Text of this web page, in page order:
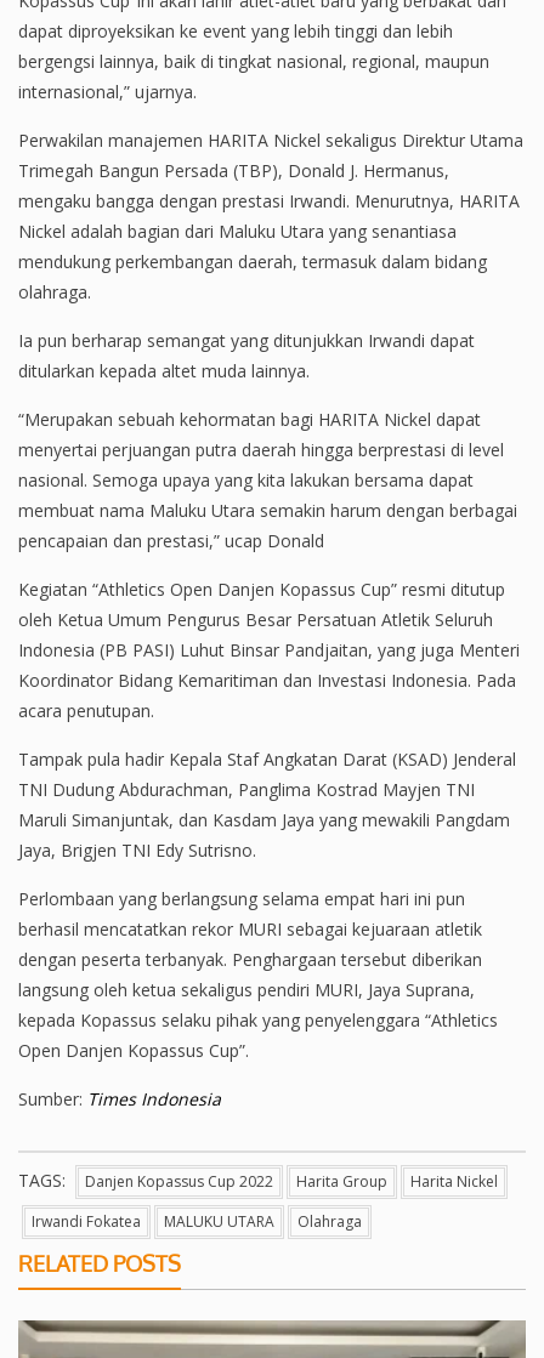
dapat diproyeksikan ke event yang lebih tinggi dan lebih
bergengsi lainnya, baik di tingkat nasional, regional, maupun
internasional,” ujarnya.
Perwakilan manajemen HARITA Nickel sekaligus Direktur Utama
Trimegah Bangun Persada (TBP), Donald J. Hermanus,
mengaku bangga dengan prestasi Irwandi. Menurutnya, HARITA
Nickel adalah bagian dari Maluku Utara yang senantiasa
mendukung perkembangan daerah, termasuk dalam bidang
olahraga.
Ia pun berharap semangat yang ditunjukkan Irwandi dapat
ditularkan kepada altet muda lainnya.
“Merupakan sebuah kehormatan bagi HARITA Nickel dapat
menyertai perjuangan putra daerah hingga berprestasi di level
nasional. Semoga upaya yang kita lakukan bersama dapat
membuat nama Maluku Utara semakin harum dengan berbagai
pencapaian dan prestasi,” ucap Donald
Kegiatan “Athletics Open Danjen Kopassus Cup” resmi ditutup
oleh Ketua Umum Pengurus Besar Persatuan Atletik Seluruh
Indonesia (PB PASI) Luhut Binsar Pandjaitan, yang juga Menteri
Koordinator Bidang Kemaritiman dan Investasi Indonesia. Pada
acara penutupan.
Tampak pula hadir Kepala Staf Angkatan Darat (KSAD) Jenderal
TNI Dudung Abdurachman, Panglima Kostrad Mayjen TNI
Maruli Simanjuntak, dan Kasdam Jaya yang mewakili Pangdam
Jaya, Brigjen TNI Edy Sutrisno.
Perlombaan yang berlangsung selama empat hari ini pun
berhasil mencatatkan rekor MURI sebagai kejuaraan atletik
dengan peserta terbanyak. Penghargaan tersebut diberikan
langsung oleh ketua sekaligus pendiri MURI, Jaya Suprana,
kepada Kopassus selaku pihak yang penyelenggara “Athletics
Open Danjen Kopassus Cup”.
Sumber: Times Indonesia
TAGS: Danjen Kopassus Cup 2022 Harita Group
Harita Nickel
Irwandi Fokatea
MALUKU UTARA Olahraga
RELATED POSTS